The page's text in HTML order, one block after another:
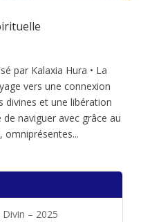
par Kalaxia Hura • La
vers une connexion
divines et une libération
de naviguer avec grâce au
omniprésentes...
Divin – 2025